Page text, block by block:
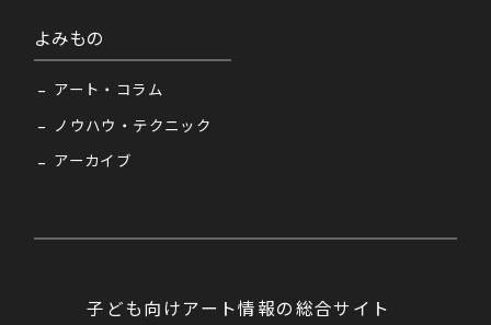
よみもの
アート・コラム
ノウハウ・テクニック
アーカイブ
子ども向けアート情報の総合サイト